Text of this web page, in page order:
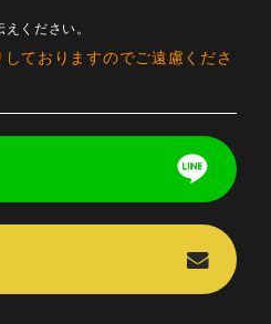
えください。
ておりますのでご遠慮くださ